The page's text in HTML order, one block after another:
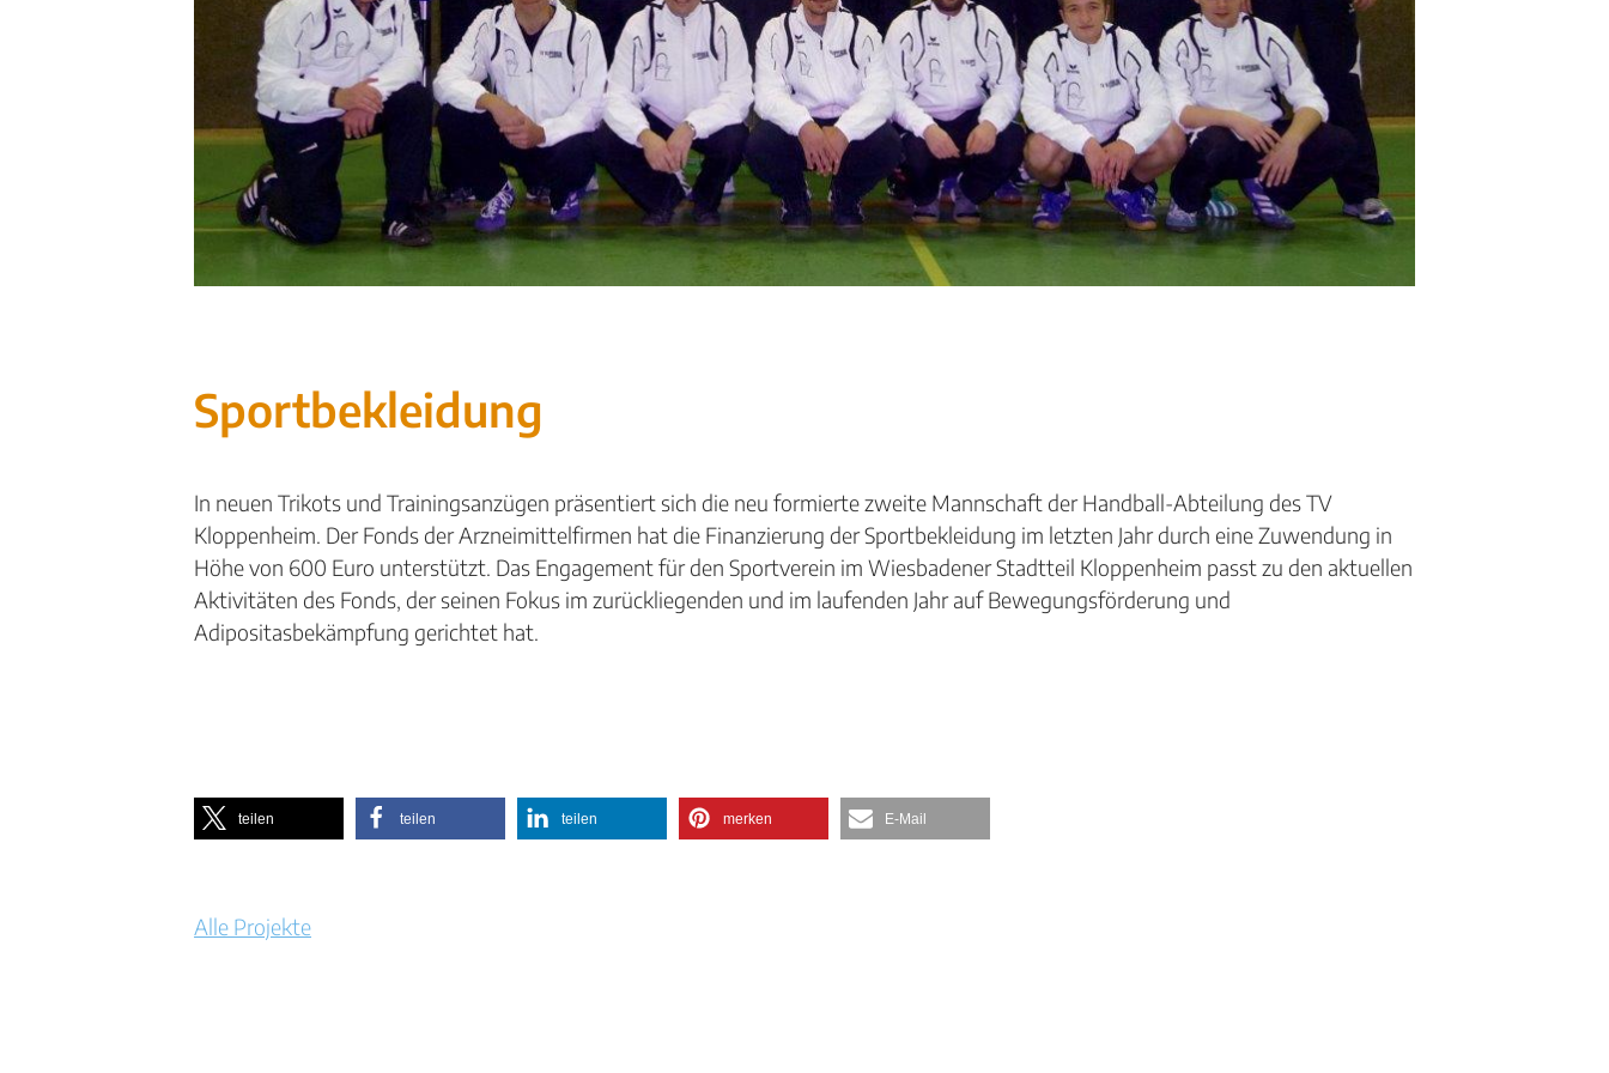
Sportbekleidung
In neuen Trikots und Trainingsanzügen präsentiert sich die neu formierte zweite Mannschaft der Handball-Abteilung des TV
Kloppenheim. Der Fonds der Arzneimittelfirmen hat die Finanzierung der Sportbekleidung im letzten Jahr durch eine Zuwendung in
Höhe von 600 Euro unterstützt. Das Engagement für den Sportverein im Wiesbadener Stadtteil Kloppenheim passt zu den aktuellen
Aktivitäten des Fonds, der seinen Fokus im zurückliegenden und im laufenden Jahr auf Bewegungsförderung und
Adipositasbekämpfung gerichtet hat.
teilen teilen teilen merken E-Mail
Alle Projekte